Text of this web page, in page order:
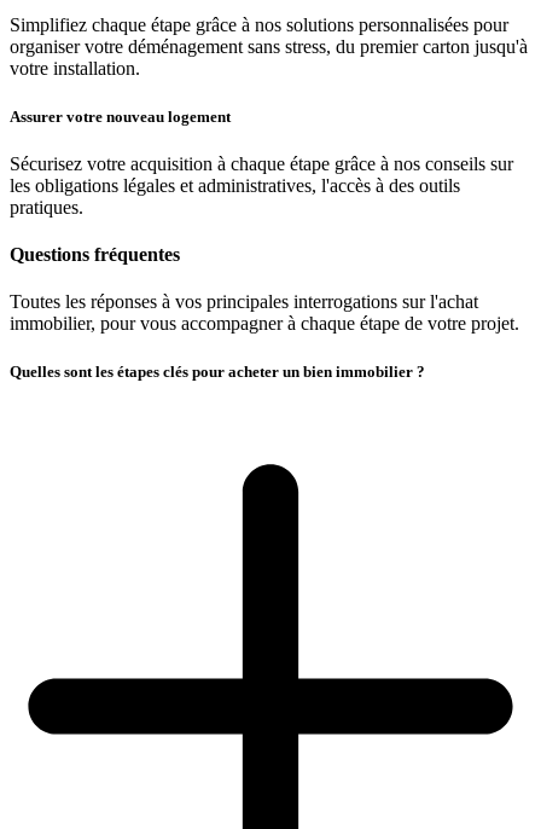
Simplifiez chaque étape grâce à nos solutions personnalisées pour
organiser votre déménagement sans stress, du premier carton jusqu'à
votre installation.
Assurer votre nouveau logement
Sécurisez votre acquisition à chaque étape grâce à nos conseils sur
les obligations légales et administratives, l'accès à des outils
pratiques.
Questions fréquentes
Toutes les réponses à vos principales interrogations sur l'achat
immobilier, pour vous accompagner à chaque étape de votre projet.
Quelles sont les étapes clés pour acheter un bien immobilier ?